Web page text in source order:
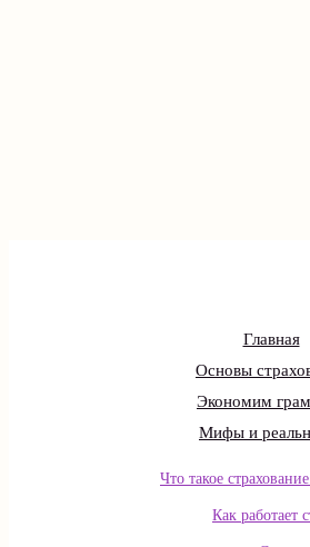
Главная
Основы
Экономим
Мифы и
Что такое
Как работает